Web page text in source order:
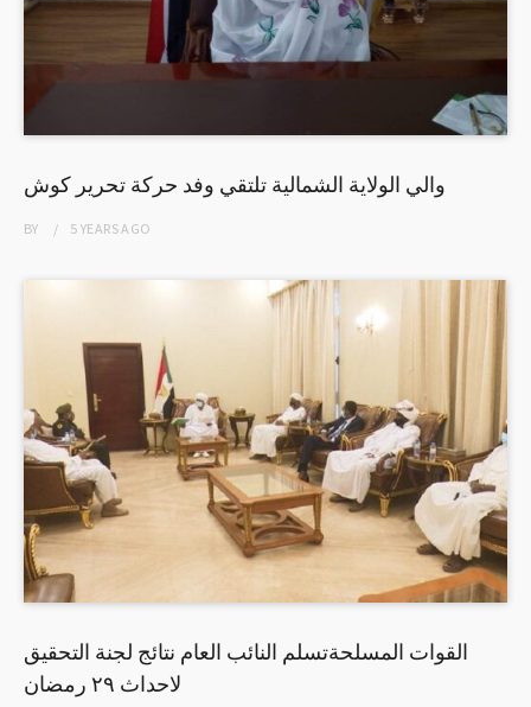
والي الولاية الشمالية تلتقي وفد حركة تحرير كوش
BY 5 YEARSAGO
القوات المسلحةتسلم النائب العام نتائج لجنة التحقيق
لاحداث ٢٩ رمضان